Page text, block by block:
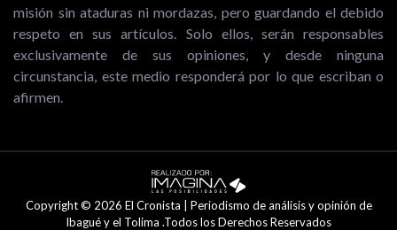
misión sin ataduras ni mordazas, pero guardando el debido
respeto en sus artículos. Solo ellos, serán responsables
exclusivamente de sus opiniones, y desde ninguna
circunstancia, este medio responderá por lo que escriban o
afirmen.
Copyright © 2026 El Cronista | Periodismo de análisis y opinión de
Ibagué y el Tolima .Todos los Derechos Reservados